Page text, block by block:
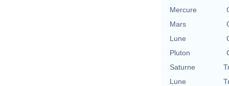
Mercure
Mars
Lune
Pluton
Saturne
Lune